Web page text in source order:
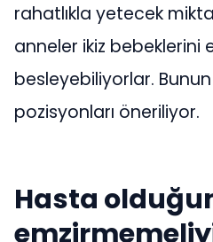
rahatlıkla yetecek
anneler ikiz bebeklerini
besleyebiliyorlar.
pozisyonları öneriliyor.
Hasta